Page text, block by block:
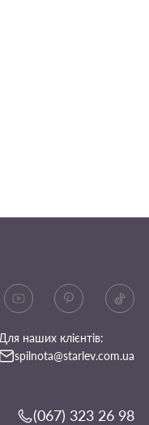
Для наших клієнтів:
spilnota@starlev.com.ua
(067) 323 26 98